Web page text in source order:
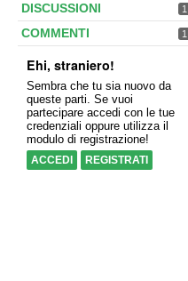
DISCUSSIONI
1
COMMENTI 1
Ehi, straniero!
Sembra che tu sia nuovo da
queste parti. Se vuoi
partecipare accedi con le tue
credenziali oppure utilizza il
modulo di registrazione!
ACCEDI REGISTRATI